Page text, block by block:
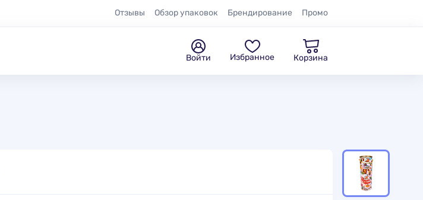
Отзывы Обзор упаковок Брендирование Промо
Войти Избранное Корзина